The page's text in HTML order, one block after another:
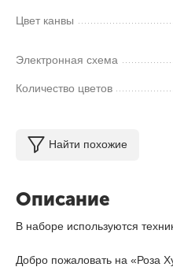
Цвет канвы
Электронная схема
Количество цветов
Найти похожие
Описание
В наборе используются
Добро пожаловать на «Роза